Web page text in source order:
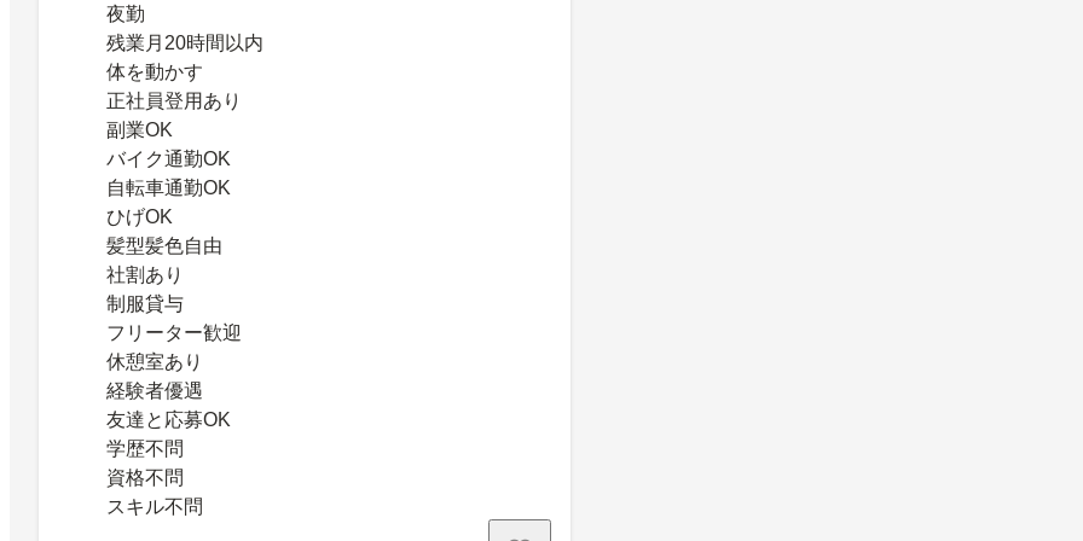
夜勤
残業月20時間以内
体を動かす
正社員登用あり
副業OK
バイク通勤OK
自転車通勤OK
ひげOK
髪型髪色自由
社割あり
制服貸与
フリーター歓迎
休憩室あり
経験者優遇
友達と応募OK
学歴不問
資格不問
スキル不問